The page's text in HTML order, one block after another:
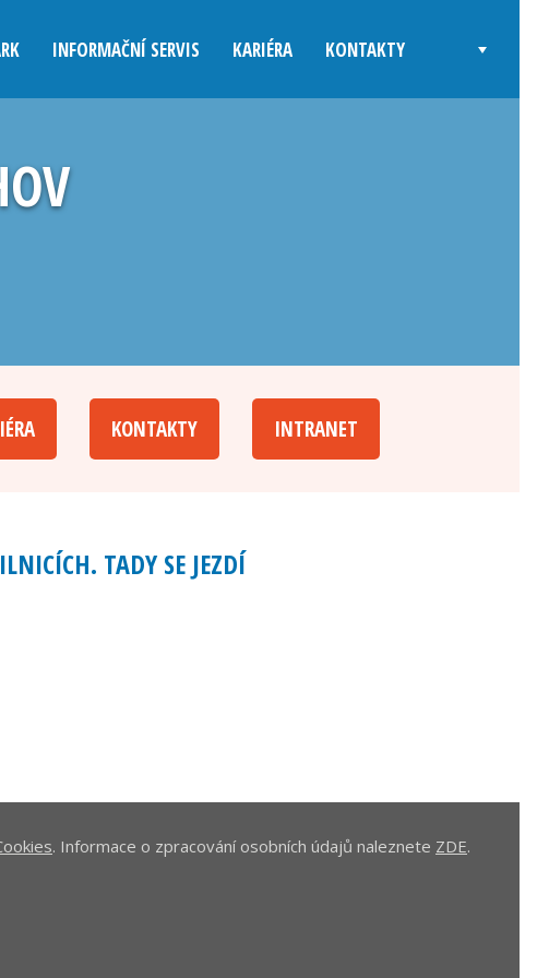
INFORMAČNÍ SERVIS KARIÉRA KONTAKTY
KONTAKTY INTRANET
TADY SE JEZDÍ
. Informace o zpracování osobních údajů naleznete ZDE.